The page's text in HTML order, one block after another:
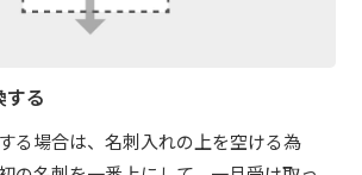
る
る場合は、名刺入れの上を空ける為